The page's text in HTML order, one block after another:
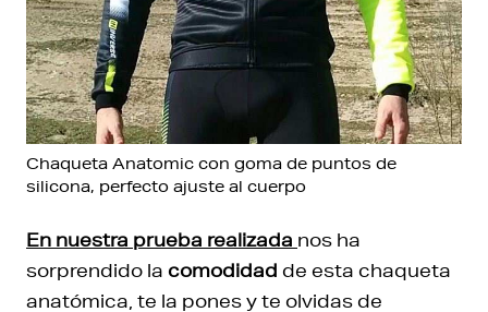
Chaqueta Anatomic con goma de puntos de
silicona, perfecto ajuste al cuerpo
En nuestra prueba realizada nos ha
sorprendido la comodidad de esta chaqueta
anatómica, te la pones y te olvidas de